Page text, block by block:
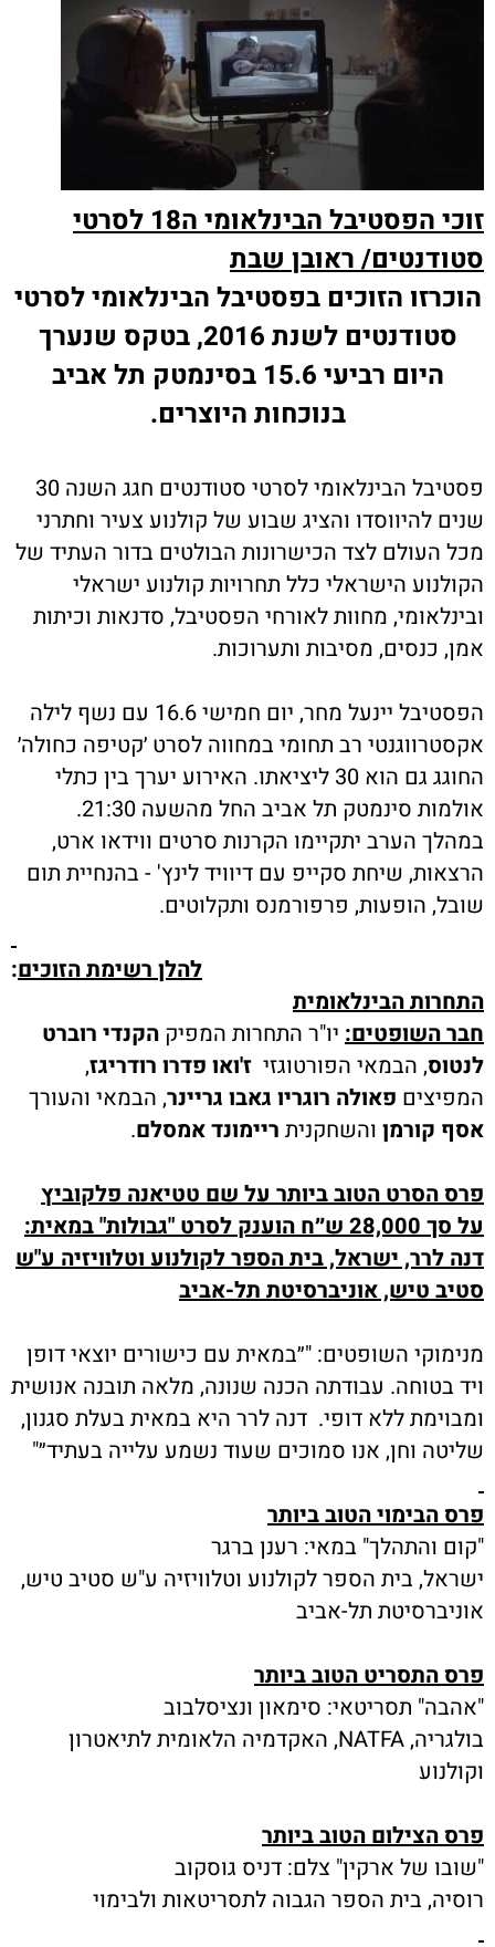
זוכי הפסטיבל הבינלאומי ה18 לסרטי
סטודנטים/ ראובן שבת
הוכרזו הזוכים בפסטיבל הבינלאומי לסרטי
סטודנטים לשנת 2016, בטקס שנערך
היום רביעי 15.6 בסינמטק תל אביב
בנוכחות היוצרים.
פסטיבל הבינלאומי לסרטי סטודנטים חגג השנה 30
שנים להיווסדו והציג שבוע של קולנוע צעיר וחתרני
מכל העולם לצד הכישרונות הבולטים בדור העתיד של
הקולנוע הישראלי כלל תחרויות קולנוע ישראלי
ובינלאומי, מחוות לאורחי הפסטיבל, סדנאות וכיתות
אמן, כנסים, מסיבות ותערוכות.
הפסטיבל יינעל מחר, יום חמישי 16.6 עם נשף לילה
אקסטרווגנטי רב תחומי במחווה לסרט ׳קטיפה כחולה׳
החוגג גם הוא 30 ליציאתו. האירוע יערך בין כתלי
אולמות סינמטק תל אביב החל מהשעה 21:30.
במהלך הערב יתקיימו הקרנות סרטים ווידאו ארט,
הרצאות, שיחת סקייפ עם דיוויד לינץ' - בהנחיית תום
שובל, הופעות, פרפורמנס ותקלוטים.
להלן רשימת הזוכים:
התחרות הבינלאומית
חבר השופטים: יו"ר התחרות המפיק הקנדי רוברט
לנטוס, הבמאי הפורטוגזי ז'ואו פדרו רודריגז,
המפיצים פאולה רוגריו גאבו גריינר, הבמאי והעורך
אסף קורמן והשחקנית ריימונד אמסלם.
פרס הסרט הטוב ביותר על שם טטיאנה פלקוביץ
על סך 28,000 ש״ח הוענק לסרט "גבולות" במאית:
דנה לרר, ישראל, בית הספר לקולנוע וטלוויזיה ע"ש
סטיב טיש, אוניברסיטת תל-אביב
מנימוקי השופטים: "״במאית עם כישורים יוצאי דופן
ויד בטוחה. עבודתה הכנה שנונה, מלאה תובנה אנושית
ומבוימת ללא דופי. דנה לרר היא במאית בעלת סגנון,
שליטה וחן, אנו סמוכים שעוד נשמע עלייה בעתיד״"
פרס הבימוי הטוב ביותר
"קום והתהלך" במאי: רענן ברגר
ישראל, בית הספר לקולנוע וטלוויזיה ע"ש סטיב טיש,
אוניברסיטת תל-אביב
פרס התסריט הטוב ביותר
"אהבה" תסריטאי: סימאון ונציסלבוב
בולגריה, NATFA, האקדמיה הלאומית לתיאטרון
וקולנוע
פרס הצילום הטוב ביותר
"שובו של ארקין" צלם: דניס גוסקוב
רוסיה, בית הספר הגבוה לתסריטאות ולבימוי